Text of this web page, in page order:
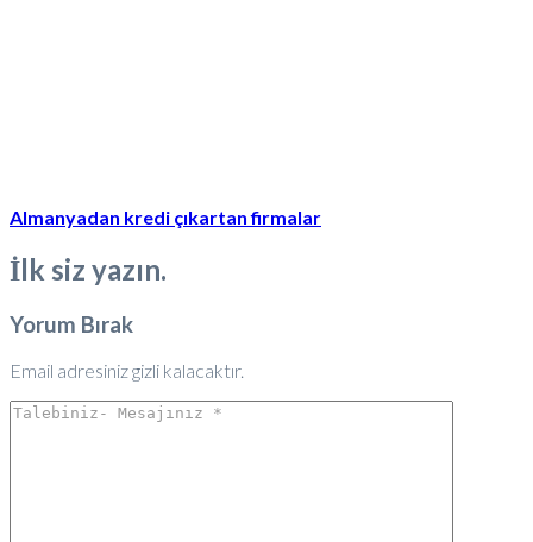
Almanyadan kredi çıkartan firmalar
İlk siz yazın.
Yorum Bırak
Email adresiniz gizli kalacaktır.